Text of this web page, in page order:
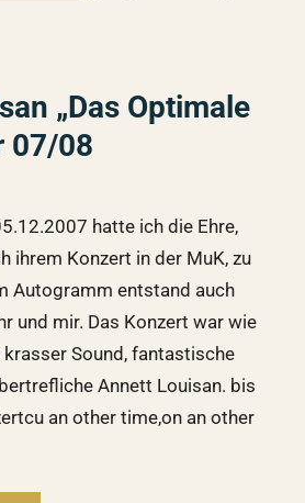
„Das Optimale
07/08
hatte ich die Ehre,
ihrem Konzert in der MuK, zu
Autogramm entstand auch
und mir. Das Konzert war wie
Sound, fantastische
Annett Louisan. bis
an other time,on an other